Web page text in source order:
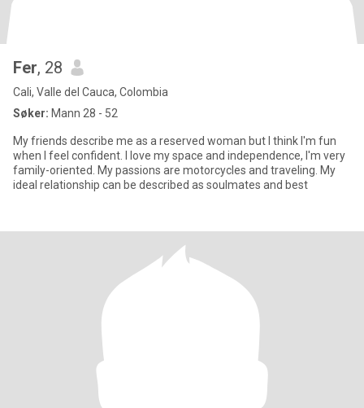
Fer, 28
Cali, Valle del Cauca, Colombia
Søker: Mann 28 - 52
My friends describe me as a reserved woman but I think I'm fun
when I feel confident. I love my space and independence, I'm very
family-oriented. My passions are motorcycles and traveling. My
ideal relationship can be described as soulmates and best